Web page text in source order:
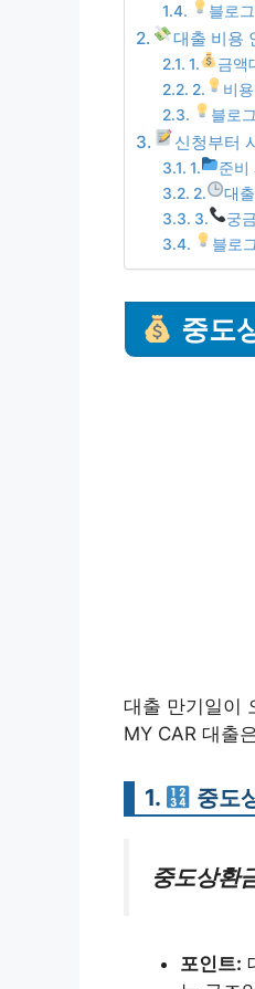
블로
대출 비용
1.
금액
2.
비
블로
신청부터
1.
준비
2.
대
3.
궁
블로
중도
대출 만기일이
MY CAR 대출
1. 중도
중도상환
포인트: